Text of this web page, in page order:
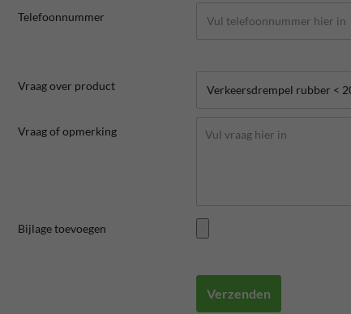
Telefoonnummer
Vraag over product
Vraag of opmerking
Bijlage toevoegen
Verzenden